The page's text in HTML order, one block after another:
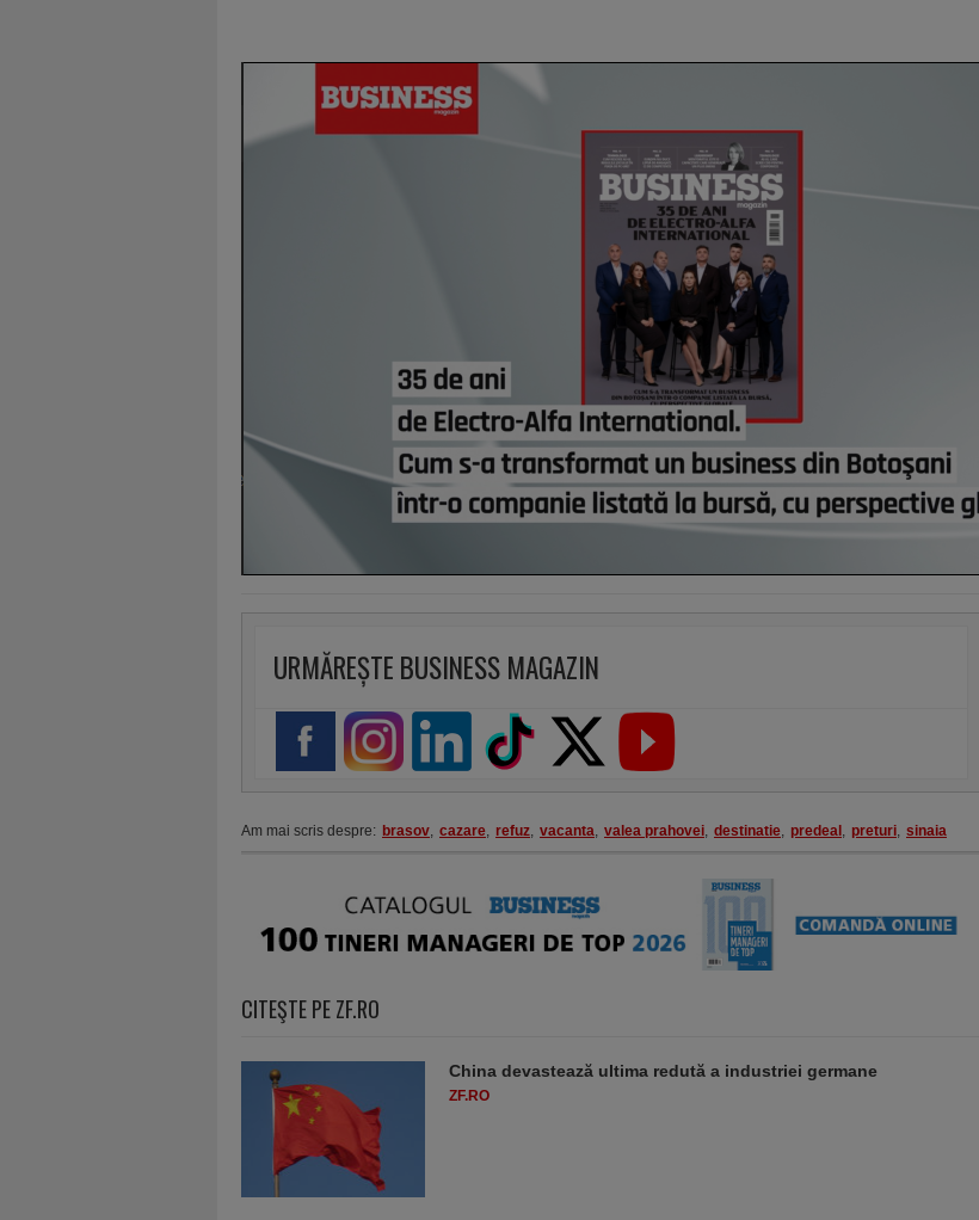
URMĂREȘTE BUSINESS MAGAZIN
Am mai scris despre: brasov, cazare, refuz, vacanta, valea prahovei, destinatie, predeal , preturi, sinaia
CITEŞTE PE ZF.RO
China devastează ultima redută a industriei germane
ZF.RO